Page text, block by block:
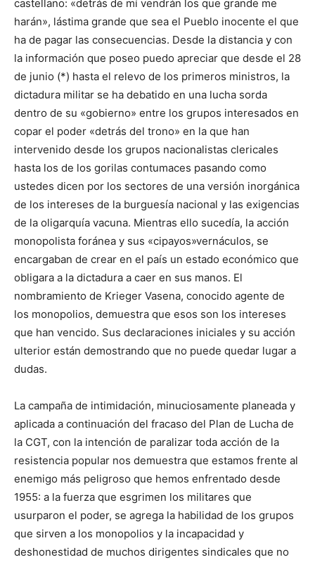
castellano: «detrás de mí vendrán los que grande me
harán», lástima grande que sea el Pueblo inocente el que
ha de pagar las consecuencias. Desde la distancia y con
la información que poseo puedo apreciar que desde el 28
de junio (*) hasta el relevo de los primeros ministros, la
dictadura militar se ha debatido en una lucha sorda
dentro de su «gobierno» entre los grupos interesados en
copar el poder «detrás del trono» en la que han
intervenido desde los grupos nacionalistas clericales
hasta los de los gorilas contumaces pasando como
ustedes dicen por los sectores de una versión inorgánica
de los intereses de la burguesía nacional y las exigencias
de la oligarquía vacuna. Mientras ello sucedía, la acción
monopolista foránea y sus «cipayos»vernáculos, se
encargaban de crear en el país un estado económico que
obligara a la dictadura a caer en sus manos. El
nombramiento de Krieger Vasena, conocido agente de
los monopolios, demuestra que esos son los intereses
que han vencido. Sus declaraciones iniciales y su acción
ulterior están demostrando que no puede quedar lugar a
dudas.
La campaña de intimidación, minuciosamente planeada y
aplicada a continuación del fracaso del Plan de Lucha de
la CGT, con la intención de paralizar toda acción de la
resistencia popular nos demuestra que estamos frente al
enemigo más peligroso que hemos enfrentado desde
1955: a la fuerza que esgrimen los militares que
usurparon el poder, se agrega la habilidad de los grupos
que sirven a los monopolios y la incapacidad y
deshonestidad de muchos dirigentes sindicales que no